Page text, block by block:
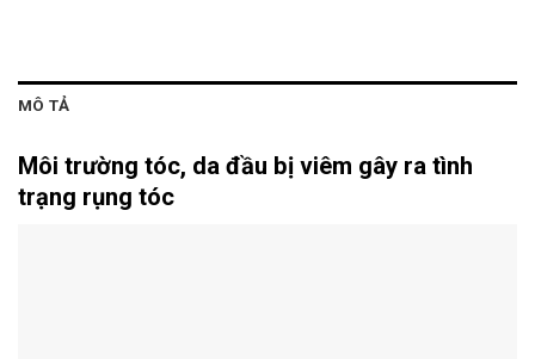
MÔ TẢ
Môi trường tóc, da đầu bị viêm gây ra tình
trạng rụng tóc